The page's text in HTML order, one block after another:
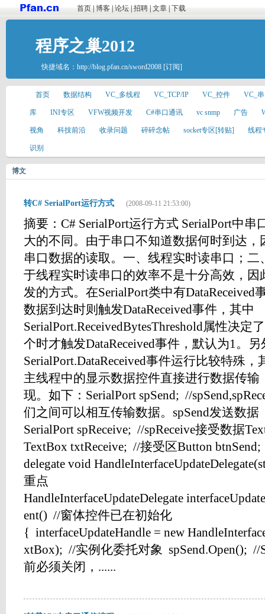
首页 博客 论坛 招聘 文章 下载
程序之巢2012
快捷域名： http://blog.pfan.cn/sword2008 [订阅]
首页 数据结构 VC_多线程 VC_TCP/IP VC_控件 VC_
库 INI专区 VFW视频开发 C#串口通讯 vc snmp 广告
视角 科技前沿 收录问题 碎碎念帖 socket专区[转贴] 线程
识别
博文
转C# SerialPort运行方式 (2008-09-11 21:53:00)
摘要：C# SerialPort运行方式 SerialPort中
大的不同。由于串口不知道数据何时到达
串口数据的读取。一、线程实时读串口；
于线程实时读串口的效率不是十分高效，
发的方式。在SerialPort类中有
数据到达时则触发DataReceived事件，其中
SerialPort.ReceivedBytesThreshold属性决定
个时才触发DataReceived事件，默认为1。另
SerialPort.DataReceived事件运行比较特殊
主线程中的显示数据控件直接进行数据传
现。如下：SerialPort spSend; //
们之间可以相互传输数据。spSend发送数据
SerialPort spReceive; //spReceive接受数据
TextBox txtReceive; //接受区Button
delegate void
重点
HandleInterfaceUpdateDelegate
ent() //窗体控件已在初始化
{ interfaceUpdateHandle = new
xtBox); //实例化委托对象 spSend.Open(); //
前必须关闭，......